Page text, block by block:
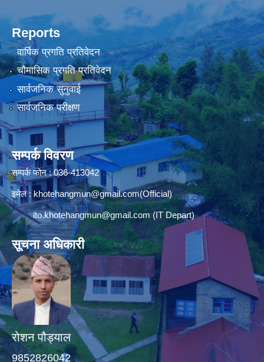
Reports
वार्षिक प्रगति प्रतिवेदन
चौमासिक प्रगति प्रतिवेदन
सार्वजनिक सुनुवाई
सार्वजनिक परीक्षण
सम्पर्क विवरण
सम्पर्क फोन : 036-413042
इमेल :khotehangmun@gmail.com(Official)
ito.khotehangmun@gmail.com(IT Depart)
सूचना अधिकारी
रोशन पौड्याल
9852826042